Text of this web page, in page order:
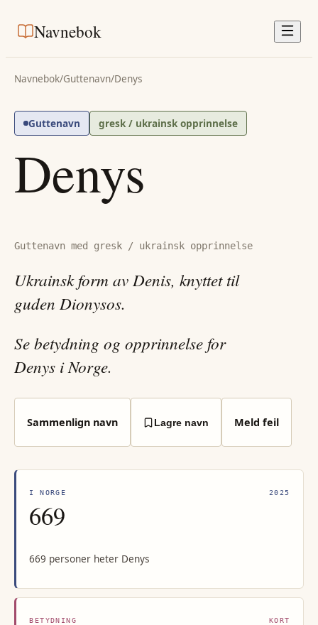
Navnebok
Navnebok/Guttenavn/Denys
Guttenavn gresk / ukrainsk opprinnelse
Denys
Guttenavn med gresk / ukrainsk opprinnelse
Ukrainsk form av Denis, knyttet til
guden Dionysos.
Se betydning og opprinnelse for
Denys i Norge.
Sammenlign navn Lagre navn Meld feil
I NORGE 2025
669
669 personer heter Denys
BETYDNING KORT